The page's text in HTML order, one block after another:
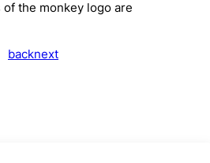
the monkey logo are
backnext